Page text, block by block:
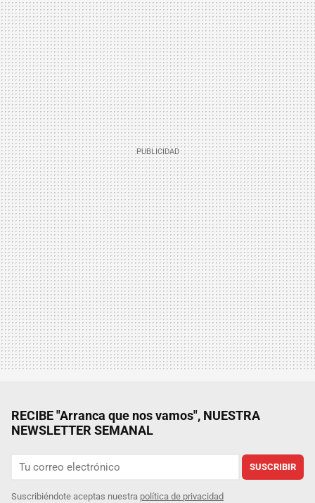
RECIBE "Arranca que nos vamos", NUESTRA
NEWSLETTER SEMANAL
SUSCRIBIR
Suscribiéndote aceptas nuestra política de privacidad